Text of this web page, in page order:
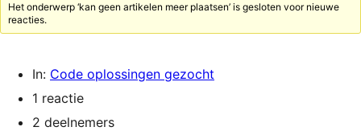
Het onderwerp ‘kan geen artikelen meer plaatsen’ is gesloten voor nieuwe
reacties.
In: Code oplossingen gezocht
1 reactie
2 deelnemers